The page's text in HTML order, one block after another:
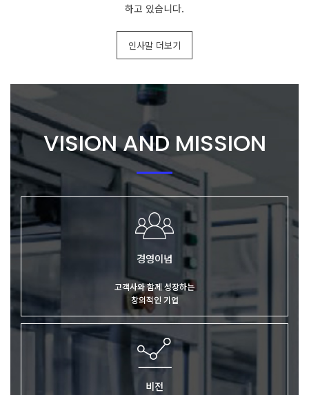
하고 있습니다.
인사말 더보기
VISION AND MISSION
경영이념
고객사와 함께 성장하는
창의적인 기업
비전